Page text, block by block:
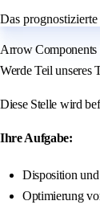
Das
Arrow Components
Werde Teil unseres
Diese Stelle wird
Ihre Aufgabe:
Disposition
Optimierung